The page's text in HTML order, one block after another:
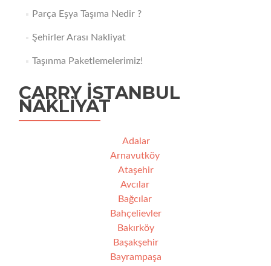
Parça Eşya Taşıma Nedir ?
Şehirler Arası Nakliyat
Taşınma Paketlemelerimiz!
CARRY İSTANBUL
NAKLIYAT
Adalar
Arnavutköy
Ataşehir
Avcılar
Bağcılar
Bahçelievler
Bakırköy
Başakşehir
Bayrampaşa